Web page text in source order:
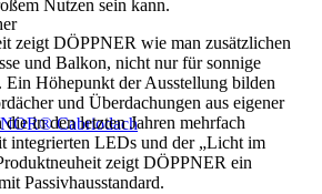
Cabriodach
Nutzen sein kann.
zeigt DÖPPNER wie man zusätzlichen
und Balkon, nicht nur für sonnige
Ein Höhepunkt der Ausstellung bilden
und Überdachungen aus eigener
in den letzten Jahren mehrfach
integrierten LEDs und der „Licht im
zeigt DÖPPNER ein
Passivhausstandard.